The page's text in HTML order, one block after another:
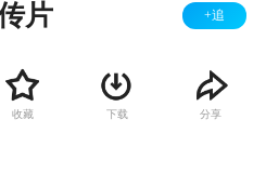
片 +追
收藏 下载 分享